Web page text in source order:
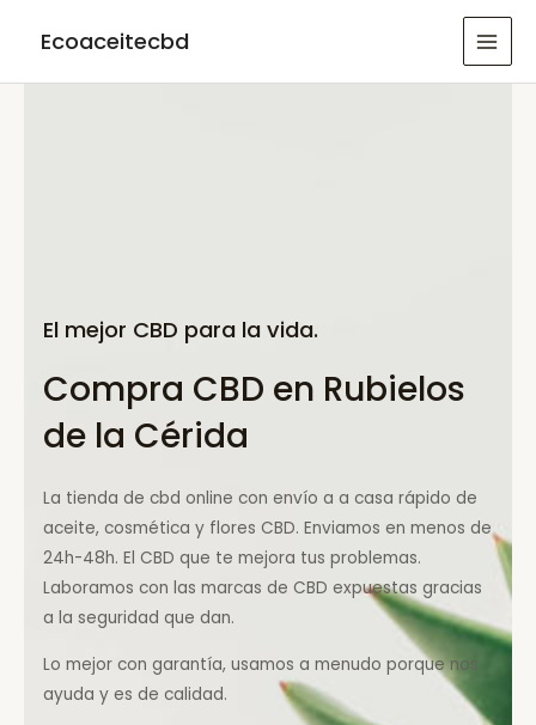
Ecoaceitecbd
El mejor CBD para la vida.
Compra CBD en Rubielos
de la Cérida
La tienda de cbd online con envío a a casa rápido de
aceite, cosmética y flores CBD. Enviamos en menos de
24h-48h. El CBD que te mejora tus problemas.
Laboramos con las marcas de CBD expuestas gracias
a la seguridad que dan.
Lo mejor con garantía, usamos a menudo porque nos
ayuda y es de calidad.